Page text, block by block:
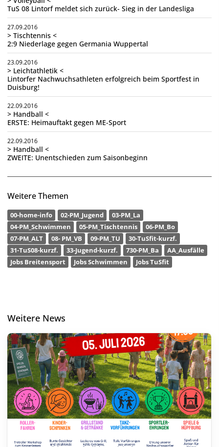
TuS 08 Lintorf meldet sich zurück- Sieg in der Landesliga
27.09.2016
> Tischtennis <
2:9 Niederlage gegen Germania Wuppertal
23.09.2016
> Leichtathletik <
Lintorfer Nachwuchsathleten erfolgreich beim Sportfest in
Duisburg!
22.09.2016
> Handball <
ERSTE: Heimauftakt gegen ME-Sport
22.09.2016
> Handball <
ZWEITE: Unentschieden zum Saisonbeginn
Weitere Themen
00-home-info 02-PM_Jugend
03-PM_La
04-PM_Schwimmen
05-PM_Tischtennis
06-PM_Bo
07-PM_ALT
08- PM_VB 09-PM_TU
30-TuSfit-kurzf.
31-TuS08-kurzf.
33-Jugend-kurzf. 730-PM_Ba
AA_Ausfälle
Jobs Breitensport
Jobs Schwimmen Jobs TuSfit
Weitere News